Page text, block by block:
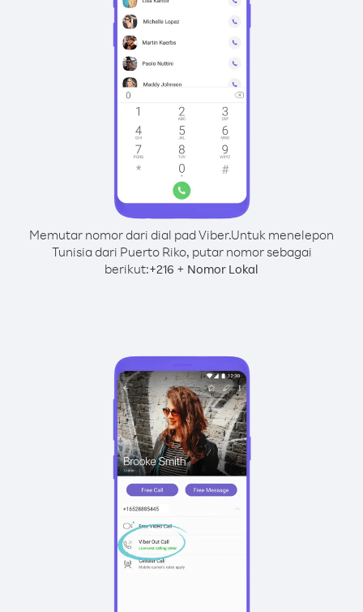
Memutar nomor dari dial pad Viber.Untuk menelepon
Tunisia dari Puerto Riko, putar nomor sebagai
berikut:+216 + Nomor Lokal